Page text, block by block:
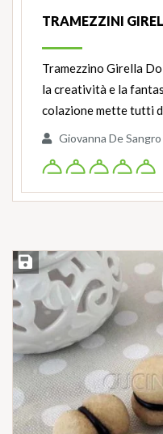
TRAMEZZINI
Tramezzino Girella
la creatività e la
colazione mette tutti
Giovanna De Sangro
Salva ricetta